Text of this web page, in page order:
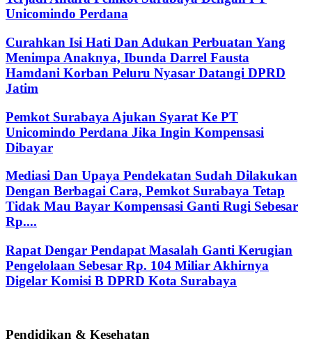
Unicomindo Perdana
Curahkan Isi Hati Dan Adukan Perbuatan Yang
Menimpa Anaknya, Ibunda Darrel Fausta
Hamdani Korban Peluru Nyasar Datangi DPRD
Jatim
Pemkot Surabaya Ajukan Syarat Ke PT
Unicomindo Perdana Jika Ingin Kompensasi
Dibayar
Mediasi Dan Upaya Pendekatan Sudah Dilakukan
Dengan Berbagai Cara, Pemkot Surabaya Tetap
Tidak Mau Bayar Kompensasi Ganti Rugi Sebesar
Rp....
Rapat Dengar Pendapat Masalah Ganti Kerugian
Pengelolaan Sebesar Rp. 104 Miliar Akhirnya
Digelar Komisi B DPRD Kota Surabaya
Pendidikan & Kesehatan